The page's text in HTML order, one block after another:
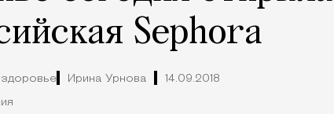
Sephora
Ирина Урнова 14.09.2018